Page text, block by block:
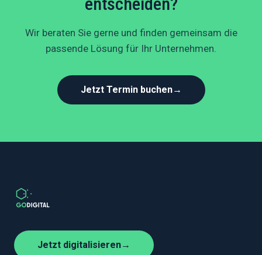
Wir beraten Sie gerne und finden gemeinsam die
passende Lösung für Ihr Unternehmen.
Jetzt Termin buchen→
Jetzt digitalisieren→